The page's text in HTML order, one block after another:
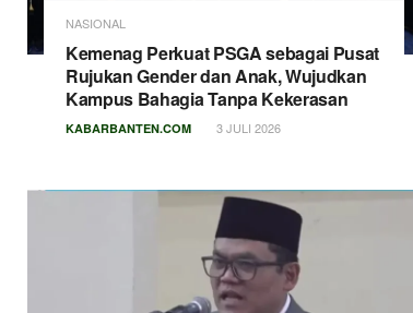
NASIONAL
Kemenag Perkuat PSGA sebagai Pusat
Rujukan Gender dan Anak, Wujudkan
Kampus Bahagia Tanpa Kekerasan
KABARBANTEN.COM 3 JULI 2026